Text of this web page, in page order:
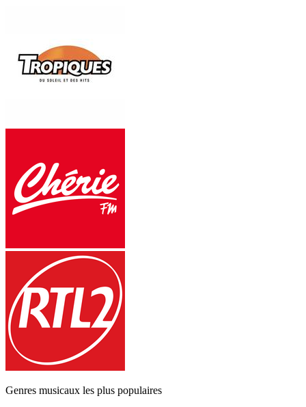
Genres musicaux les plus populaires